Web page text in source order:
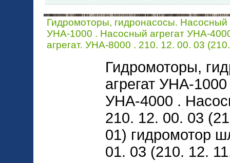
Гидромоторы, гидронасосы. Насосный
УНА-1000 . Насосный агрегат УНА-
агрегат. УНА-8000 . 210. 12. 00. 03
Гидромоторы,
агрегат УНА-
УНА-4000 .
210. 12. 00. 03
01) гидромотор
01. 03 (210. 12.